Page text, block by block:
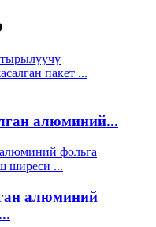
алюминий...
алюминий